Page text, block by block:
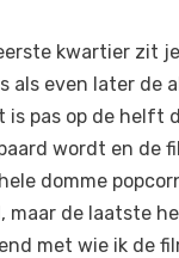
kwartier zit
als even later de
is pas op de helft
wordt en de
domme
maar de laatste
met wie ik de